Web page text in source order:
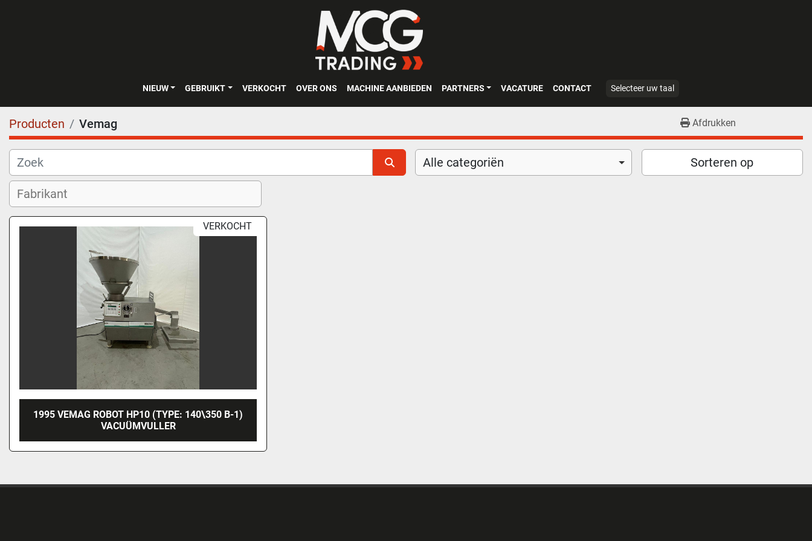
NIEUW GEBRUIKT VERKOCHT OVER ONS MACHINE AANBIEDEN PARTNERS VACATURE CONTACT Selecteer uw taal
Producten Vemag Afdrukken
Alle categoriën Sorteren op
VERKOCHT
1995 VEMAG ROBOT HP10 (TYPE: 140\350 B-1)
VACUÜMVULLER